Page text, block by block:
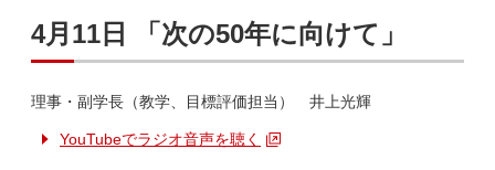
4月11日 「次の50年に向けて」
理事・副学長（教学、目標評価担当） 井上光輝
YouTubeでラジオ音声を聴く